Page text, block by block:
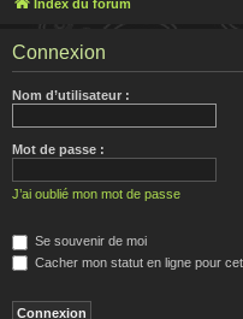
Index du forum
Connexion
Nom d’utilisateur :
Mot de passe :
J’ai oublié mon mot de passe
Se souvenir de moi
Cacher mon statut en ligne pour